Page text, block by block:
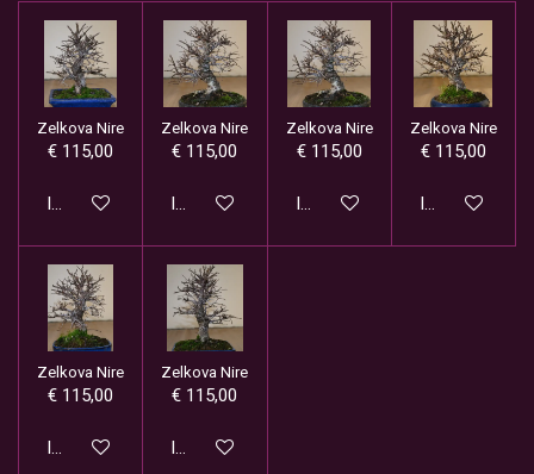
Zelkova Nire
€ 115,00
In winkelwagen
Zelkova Nire
€ 115,00
In winkelwagen
Zelkova Nire
€ 115,00
In winkelwagen
Zelkova Nire
€ 115,00
In
Zelkova Nire
€ 115,00
In winkelwagen
Zelkova Nire
€ 115,00
In winkelwagen